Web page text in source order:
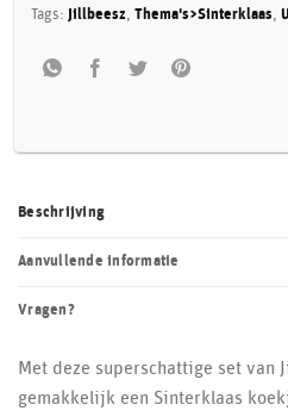
for
product
Tags: Jillbeesz,Thema's>Sinterklaas,
Beschrijving
Aanvullende informatie
Vragen?
Met deze superschattige set van
gemakkelijk een Sinterklaas